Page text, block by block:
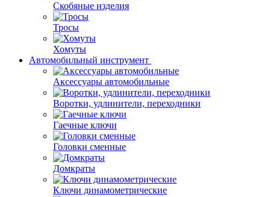
Скобяные изделия
Тросы
Хомуты
Автомобильный инструмент
Аксессуары автомобильные
Воротки, удлинители, переходники
Гаечные ключи
Головки сменные
Домкраты
Ключи динамометрические